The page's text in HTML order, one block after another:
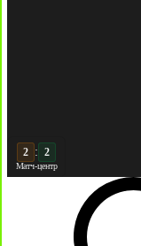
3 : 2
Матч-центр